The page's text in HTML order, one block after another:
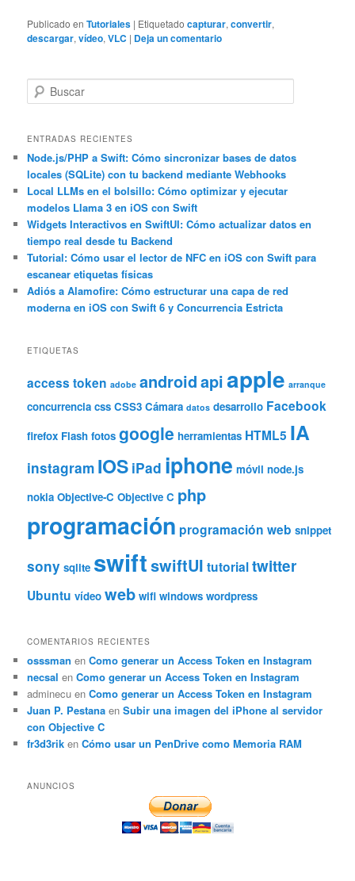
Publicado en Tutoriales | Etiquetado capturar,convertir,
descargar,vídeo,VLC | Deja un comentario
u
c
a
r
ENTRADAS RECIENTES
Node.js/PHP a Swift: Cómo sincronizar bases de datos
locales (SQLite) con tu backend mediante Webhooks
Local LLMs en el bolsillo: Cómo optimizar y ejecutar
modelos Llama 3 en iOS con Swift
Widgets Interactivos en SwiftUI: Cómo actualizar datos en
tiempo real desde tu Backend
Tutorial: Cómo usar el lector de NFC en iOS con Swift para
escanear etiquetas físicas
Adiós a Alamofire: Cómo estructurar una capa de red
moderna en iOS con Swift 6 y Concurrencia Estricta
ETIQUETAS
access token adobe androidapiapple arranque
concurrencia css CSS3 Cámara datos desarrollo Facebook
firefox Flash fotos google herramientas HTML5 IA
instagram IOS iPad iphone móvil node.js
nokia Objective-C Objective C php
programación programación web snippet
sony sqlite swiftswiftUI tutorialtwitter
Ubuntu vídeo web wifi windows wordpress
COMENTARIOS RECIENTES
osssman enComo generar un Access Token en Instagram
necsal enComo generar un Access Token en Instagram
adminecu enComo generar un Access Token en Instagram
Juan P. Pestana enSubir una imagen del iPhone al servidor
con Objective C
fr3d3rik enCómo usar un PenDrive como Memoria RAM
ANUNCIOS